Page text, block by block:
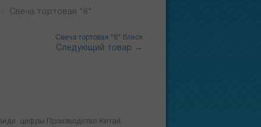
Свеча тортовая "8"
Свеча тортовая "8" блеск
Следующий товар →
цифры.Производство Китай..